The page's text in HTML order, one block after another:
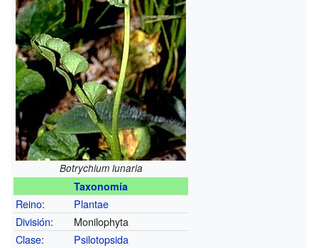
Botrychium lunaria
Taxonomía
Reino:
Plantae
División:
Monilophyta
Clase:
Psilotopsida